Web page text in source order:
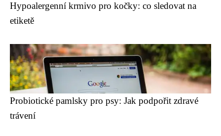
Hypoalergenní krmivo pro kočky: co sledovat na
etiketě
Probiotické pamlsky pro psy: Jak podpořit zdravé
trávení